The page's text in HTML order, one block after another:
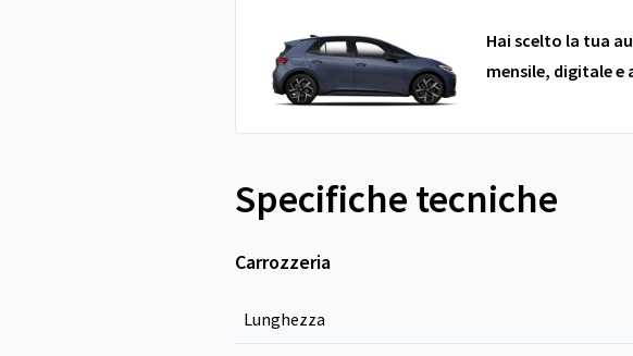
Hai scelto la tua
mensile, digitale e
Specifiche tecniche
Carrozzeria
Lunghezza